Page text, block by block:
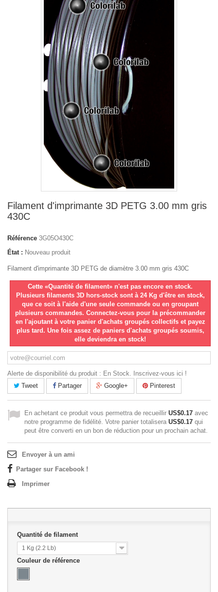
Filament d'imprimante 3D PETG 3.00 mm gris
430C
Référence 3G05O430C
État : Nouveau produit
Filament d'imprimante 3D PETG de diamètre 3.00 mm gris 430C
Cette «Quantité de filament» n'est pas encore en stock.
Plusieurs filaments 3D hors-stock sont à 24 Kg d'être en stock,
que ce soit à l'aide d'une seule commande ou en groupant
plusieurs commandes. Connectez-vous pour la précommander
en l'ajoutant à votre panier d'achats groupés collectifs et payez
plus tard. Une fois assez de paniers d'achats groupés soumis,
elle deviendra en stock!
Alerte de disponibilité du produit : En Stock. Inscrivez-vous ici !
Tweet
Partager Google+ Pinterest
En achetant ce produit vous permettra de recueillir US$0.17 avec
notre programme de fidélité. Votre panier totalisera US$0.17 qui
peut être converti en un bon de réduction pour un prochain achat.
Envoyer à un ami
Partager sur Facebook !
Imprimer
Quantité de filament
1 Kg (2.2 Lb)
Couleur de référence